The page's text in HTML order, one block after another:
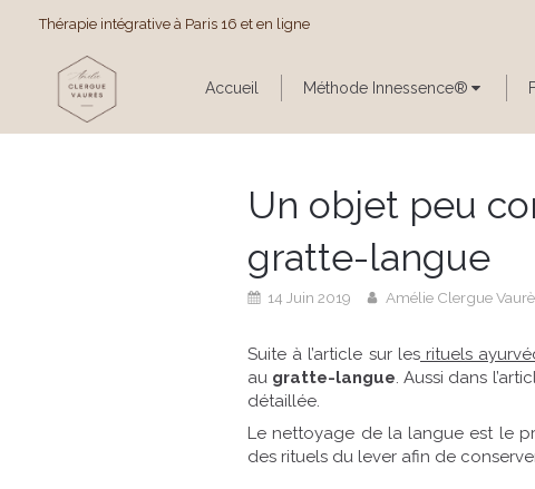
Thérapie intégrative à Paris 16 et en ligne
Accueil Méthode Innessence®
Un objet peu
gratte-langue
14 Juin 2019 Amélie Clergue
Suite à l’article sur lesrituels
au gratte-langue. Aussi dans
détaillée.
Le nettoyage de la langue est le
des rituels du lever afin de